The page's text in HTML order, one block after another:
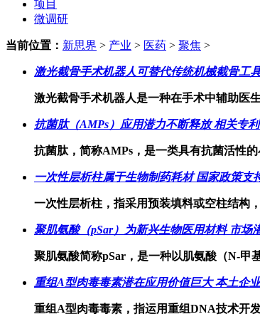
项目
微调研
当前位置： 新思界 > 产业 > 医药 > 聚焦 >
激光截骨手术机器人可替代传统机械截骨工
激光截骨手术机器人是一种在手术中辅助医
抗菌肽（AMPs）应用潜力不断释放 相关专
抗菌肽，简称AMPs，是一类具有抗菌活性
一次性层析柱属于生物制药耗材 国家政策支
一次性层析柱，指采用预装填料或空柱结构
聚肌氨酸（pSar）为新兴生物医用材料 市场
聚肌氨酸简称pSar，是一种以肌氨酸（N-甲
重组A型肉毒毒素潜在应用价值巨大 本土企
重组A型肉毒毒素，指运用重组DNA技术开